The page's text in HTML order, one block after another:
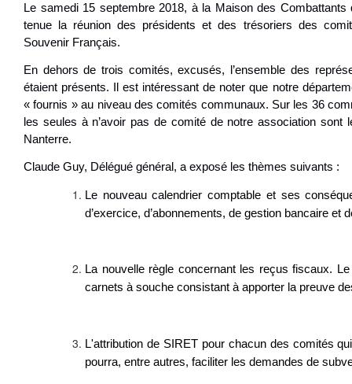
Le samedi 15 septembre 2018, à la Maison des Combattants
tenue la réunion des présidents et des trésoriers des
Souvenir Français.
En dehors de trois comités, excusés, l’ensemble des
étaient présents. Il est intéressant de noter que notre
« fournis » au niveau des comités communaux. Sur les 36
les seules à n’avoir pas de comité de notre association sont
Nanterre.
Claude Guy, Délégué général, a exposé les thèmes suivants :
Le nouveau calendrier comptable et ses
d’exercice, d’abonnements, de gestion bancaire et
La nouvelle règle concernant les reçus fiscaux.
carnets à souche consistant à apporter la preuve
L'attribution de SIRET pour chacun des comités
pourra, entre autres, faciliter les demandes de